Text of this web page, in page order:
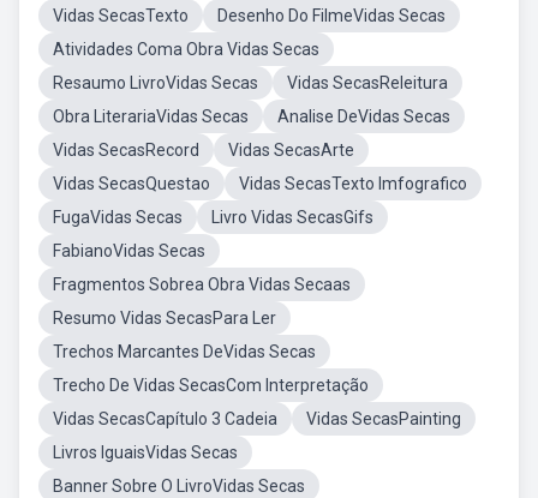
Vidas SecasTexto
Desenho Do FilmeVidas Secas
Atividades Coma Obra Vidas Secas
Resaumo LivroVidas Secas
Vidas SecasReleitura
Obra LiterariaVidas Secas
Analise DeVidas Secas
Vidas SecasRecord
Vidas SecasArte
Vidas SecasQuestao
Vidas SecasTexto Imfografico
FugaVidas Secas
Livro Vidas SecasGifs
FabianoVidas Secas
Fragmentos Sobrea Obra Vidas Secaas
Resumo Vidas SecasPara Ler
Trechos Marcantes DeVidas Secas
Trecho De Vidas SecasCom Interpretação
Vidas SecasCapítulo 3 Cadeia
Vidas SecasPainting
Livros IguaisVidas Secas
Banner Sobre O LivroVidas Secas